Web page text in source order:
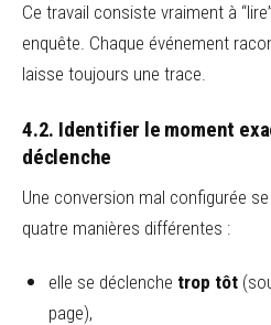
Ce travail consiste vraiment à
enquête. Chaque événement
laisse toujours une trace.
4.2. Identifier le moment
déclenche
Une conversion mal configurée
quatre manières différentes :
elle se déclenche trop tôt
page),